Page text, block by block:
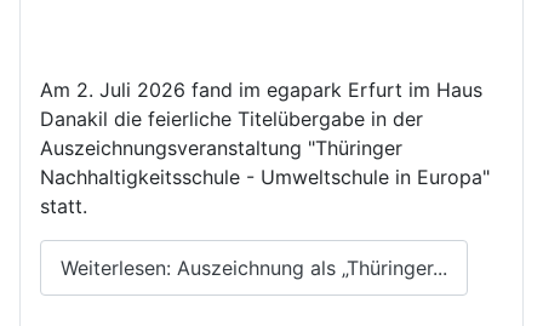
Am 2. Juli 2026 fand im egapark Erfurt im Haus
Danakil die feierliche Titelübergabe in der
Auszeichnungsveranstaltung "Thüringer
Nachhaltigkeitsschule - Umweltschule in Europa"
statt.
Weiterlesen: Auszeichnung als „Thüringer...